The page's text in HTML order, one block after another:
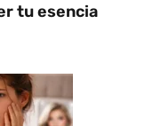
tu esencia